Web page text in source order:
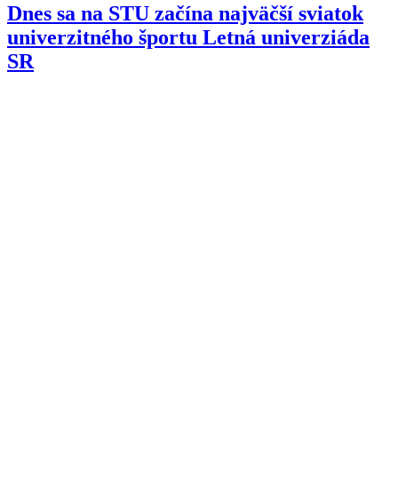
Dnes sa na STU začína najväčší sviatok
univerzitného športu Letná univerziáda
SR